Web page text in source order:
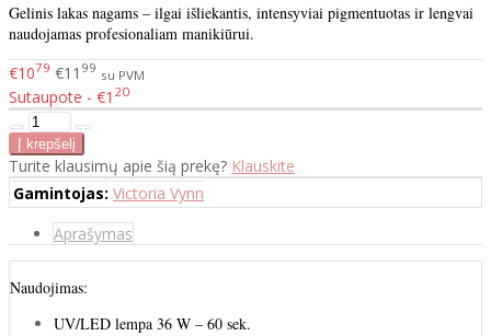
Gelinis lakas nagams – ilgai išliekantis, intensyviai pigmentuotas ir lengvai
naudojamas profesionaliam manikiūrui.
€1079 €11 99 su PVM
Sutaupote - €1 20
Turite klausimų apie šią prekę? Klauskite
Gamintojas: Victoria Vynn
Aprašymas
Naudojimas:
UV/LED lempa 36 W – 60 sek.